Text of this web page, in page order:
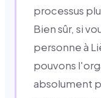
processus
Bien sûr, si
personne à
pouvons
absolument